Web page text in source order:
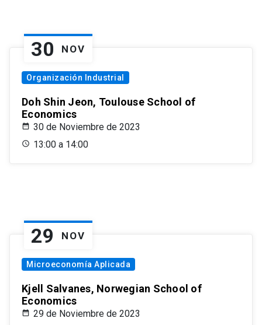
30 NOV
Organización Industrial
Doh Shin Jeon, Toulouse School of
Economics
30 de Noviembre de 2023
13:00 a 14:00
29 NOV
Microeconomía Aplicada
Kjell Salvanes, Norwegian School of
Economics
29 de Noviembre de 2023